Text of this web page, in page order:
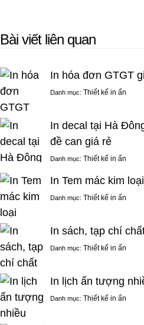
Bài viết liên quan
In hóa đơn GTGT
Danh mục: Thiết kế in ấn
In decal tại Hà
đề can giá rẻ
Danh mục: Thiết kế in ấn
In Tem mác kim loại
Danh mục: Thiết kế in ấn
In sách, tạp chí
Danh mục: Thiết kế in ấn
In lịch ấn tượng
Danh mục: Thiết kế in ấn